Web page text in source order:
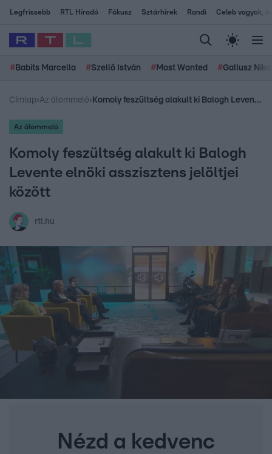
Legfrissebb RTL Híradó Fókusz Sztárhírek Randi Celeb vagyok,
# Babits Marcella #Szellő István # Most Wanted #Gallusz
Címlap›Az álommeló› Komoly feszültség alakult ki Balogh Levente elnöki asszisztens jelöltjei között
Az álommeló
Komoly feszültség alakult ki Balogh
Levente elnöki asszisztens jelöltjei
között
rtl.hu
Nézd a kedvenc